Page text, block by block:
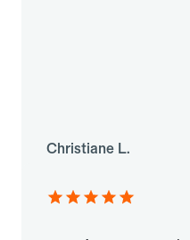
Christiane L.